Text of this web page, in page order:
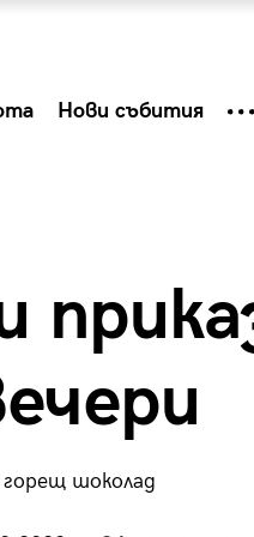
Нови събития
горещ шоколад
как